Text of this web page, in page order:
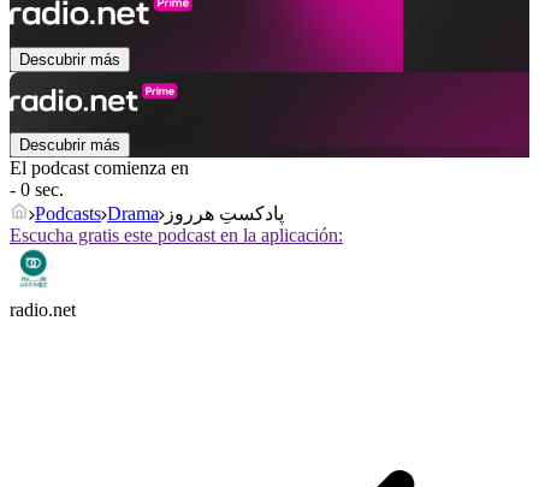
Descubrir más
Descubrir más
El podcast comienza en
- 0 sec.
Podcasts Drama پادکستِ هرروز
Escucha gratis este podcast en la aplicación:
radio.net